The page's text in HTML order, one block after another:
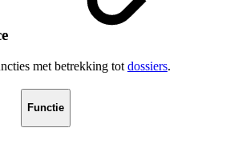
met betrekking tot dossiers.
Functie